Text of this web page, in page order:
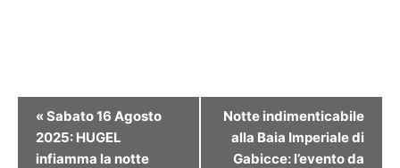
Evento
Navigazione
«Sabato 16 Agosto
2025: HUGEL
infiamma la notte
Notte indimenticabile
alla Baia Imperiale di
Gabicce: l’evento da